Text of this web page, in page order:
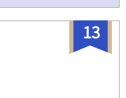
飯を食う～鈴木と田
でも読めます。13